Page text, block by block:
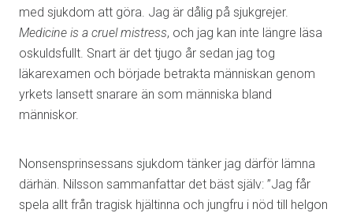
med sjukdom att göra. Jag är dålig på sjukgrejer.
Medicine is a cruel mistress, och jag kan inte längre läsa
oskuldsfullt. Snart är det tjugo år sedan jag tog
läkarexamen och började betrakta människan genom
yrkets lansett snarare än som människa bland
människor.
Nonsensprinsessans sjukdom tänker jag därför lämna
därhän. Nilsson sammanfattar det bäst själv: ”Jag får
spela allt från tragisk hjältinna och jungfru i nöd till helgon